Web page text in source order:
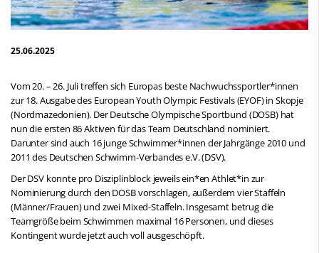
25.06.2025
Vom 20. – 26. Juli treffen sich Europas beste Nachwuchssportler*innen
zur 18. Ausgabe des European Youth Olympic Festivals (EYOF) in Skopje
(Nordmazedonien). Der Deutsche Olympische Sportbund (DOSB) hat
nun die ersten 86 Aktiven für das Team Deutschland nominiert.
Darunter sind auch 16 junge Schwimmer*innen der Jahrgänge 2010 und
2011 des Deutschen Schwimm-Verbandes e.V. (DSV).
Der DSV konnte pro Disziplinblock jeweils ein*en Athlet*in zur
Nominierung durch den DOSB vorschlagen, außerdem vier Staffeln
(Männer/Frauen) und zwei Mixed-Staffeln. Insgesamt betrug die
Teamgröße beim Schwimmen maximal 16 Personen, und dieses
Kontingent wurde jetzt auch voll ausgeschöpft.